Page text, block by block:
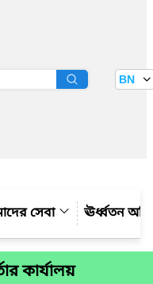
BN
সেবা ঊর্ধ্বতন
কার্যালয়